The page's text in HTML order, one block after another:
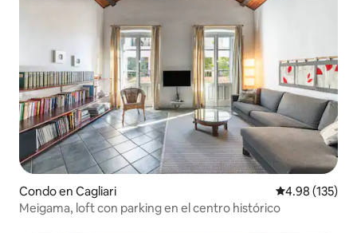
Condo en Cagliari Calificación
4.98 (135)
Meigama, loft con parking en el centro histórico